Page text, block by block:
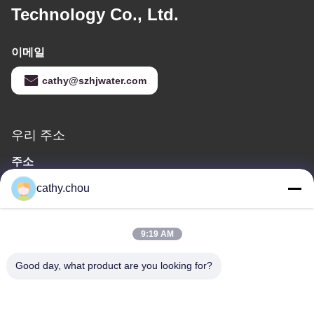
Technology Co., Ltd.
이메일
cathy@szhjwater.com
우리 주소
주소
3동 신성 그린 밸리 산업 단지 1105호, 신성 커뮤니티, 롱강 가도,
롱강 구, 선전, 중국
cathy.chou
9:19 AM
Good day, what product are you looking for?